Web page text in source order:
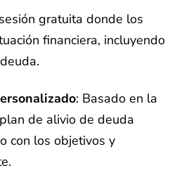
gratuita donde los
financiera, incluyendo
: Basado en la
de alivio de deuda
con los objetivos y